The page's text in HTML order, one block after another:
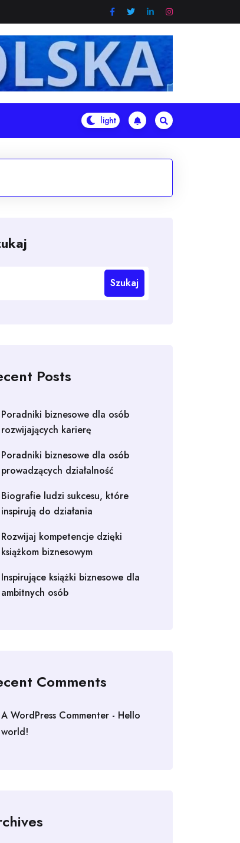
Szukaj
Posts
Poradniki biznesowe dla osób
rozwijających karierę
Poradniki biznesowe dla osób
prowadzących działalność
Biografie ludzi sukcesu, które
inspirują do działania
Rozwijaj kompetencje dzięki
książkom biznesowym
Inspirujące książki biznesowe dla
ambitnych osób
Comments
A WordPress Commenter - Hello
world!